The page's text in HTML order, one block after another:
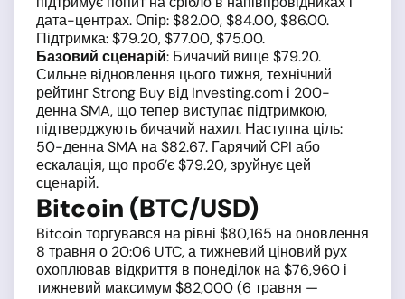
дата-центрах. Опір: $82.00, $84.00, $86.00.
Підтримка: $79.20, $77.00, $75.00.
Базовий сценарій: Бичачий вище $79.20.
Сильне відновлення цього тижня, технічний
рейтинг Strong Buy від Investing.com і 200-
денна SMA, що тепер виступає підтримкою,
підтверджують бичачий нахил. Наступна ціль:
50-денна SMA на $82.67. Гарячий CPI або
ескалація, що проб’є $79.20, зруйнує цей
сценарій.
Bitcoin (BTC/USD)
Bitcoin торгувався на рівні $80,165 на оновлення
8 травня о 20:06 UTC, а тижневий ціновий рух
охоплював відкриття в понеділок на $76,960 і
тижневий максимум $82,000 (6 травня —